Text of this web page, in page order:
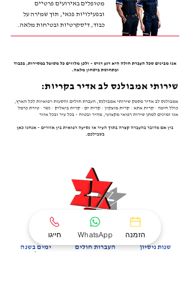
מטופלים באירועים פרטיים
ובפעילויות פנאי, תוך שמירה על
כבוד, דיסקרטיות ובטיחות מלאה.
אנו מבינים שכל העברת חולה היא רגע רגיש – ולכן מלווים כל מטופל במסירות, בכבוד
ובתחושת ביטחון מלאה.
שירותי אמבולנס לב אדיר בקריות:
אמבולנס לב אדיר מספק שירותי אמבולנס, העברת חולים והסעות רפואיות לכל הארץ,
כולל חיפה · קרית אתא · קרית מוצקין · קרית ים · קרית ביאליק · נשר · טירת כרמל
אנו זמינים למתן שירות רפואי מקצועי, מהיר ובטוח – בכל עיר ובכל אזור​​
בין אם מדובר בהעברה קצרה בתוך העיר או נסיעה רפואית בין אזורים – אנחנו כאן
בשבילכם.
ימים בשנה
זמנים למענכם
העברות חולים
שנות ניסיון
0 חייגו WhatsApp הזמנה